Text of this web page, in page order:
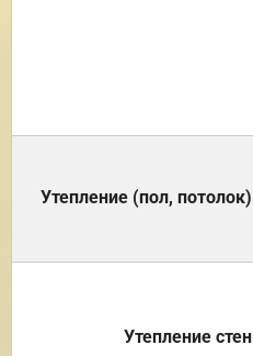
Утепление (пол, потолок)
Утепление стен